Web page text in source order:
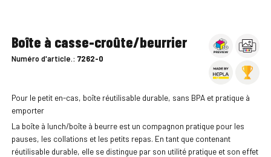
Boîte à casse-croûte/beurrier
Numéro d'article.: 7262-0
Pour le petit en-cas, boîte réutilisable durable, sans BPA et pratique à
emporter
La boîte à lunch/boîte à beurre est un compagnon pratique pour les
pauses, les collations et les petits repas. En tant que contenant
réutilisable durable, elle se distingue par son utilité pratique et son effet